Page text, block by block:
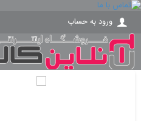
ورود به حساب